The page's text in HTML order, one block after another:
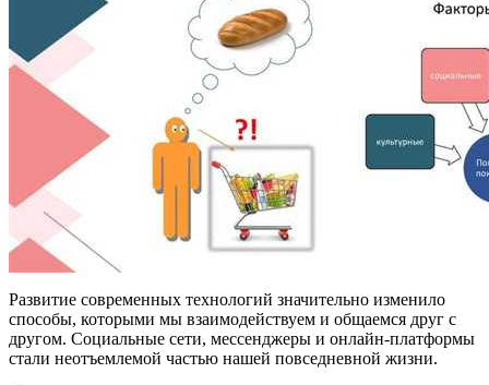
Развитие современных технологий значительно изменило
способы, которыми мы взаимодействуем и общаемся друг с
другом. Социальные сети, мессенджеры и онлайн-платформы
стали неотъемлемой частью нашей повседневной жизни.